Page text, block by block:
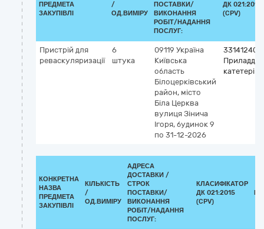
ПРЕДМЕТА
ЗАКУПІВЛІ
/
ОД.ВИМІРУ
ПОСТАВКИ/
ВИКОНАННЯ
РОБІТ/НАДАННЯ
ПОСЛУГ:
ДК 021:2015
(CPV)
Пристрій для
реваскуляризації
6
штука
09119 Україна
Київська
область
Білоцерківський
район, місто
Біла Церква
вулиця Зінича
Ігоря, будинок 9
по 31-12-2026
33141240-
Приладдя
катетерів
КОНКРЕТНА
НАЗВА
ПРЕДМЕТА
ЗАКУПІВЛІ
КІЛЬКІСТЬ
/
ОД.ВИМІРУ
АДРЕСА
ДОСТАВКИ /
СТРОК
ПОСТАВКИ/
ВИКОНАННЯ
РОБІТ/НАДАННЯ
ПОСЛУГ:
КЛАСИФІКАТОР
ДК 021:2015
(CPV)